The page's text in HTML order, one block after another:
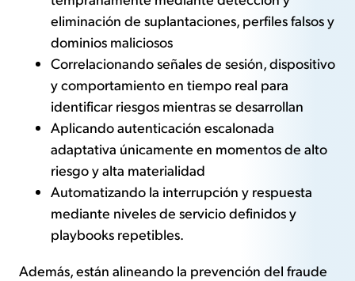
eliminación de suplantaciones, perfiles falsos y
dominios maliciosos
Correlacionando señales de sesión, dispositivo
y comportamiento en tiempo real para
identificar riesgos mientras se desarrollan
Aplicando autenticación escalonada
adaptativa únicamente en momentos de alto
riesgo y alta materialidad
Automatizando la interrupción y respuesta
mediante niveles de servicio definidos y
playbooks repetibles.
Además, están alineando la prevención del fraude